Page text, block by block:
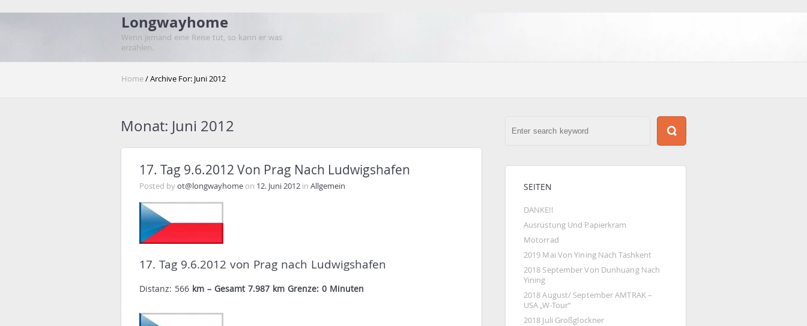
Longwayhome
Wenn jemand eine Reise tut, so kann er was
erzählen.
Home/ Archive For: Juni 2012
Monat: Juni 2012
17. Tag 9.6.2012 Von Prag Nach Ludwigshafen
Posted byot@longwayhome on 12. Juni 2012 in Allgemein
17. Tag 9.6.2012 von Prag nach Ludwigshafen
Distanz: 566 km – Gesamt 7.987 km Grenze: 0 Minuten
SEITEN
DANKE!!
Ausrüstung Und Papierkram
Motorrad
2019 Mai Von Yining Nach Tashkent
2018 September Von Dunhuang Nach
Yining
2018 August/ September AMTRAK –
USA „W-Tour“
2018 Juli Großglockner